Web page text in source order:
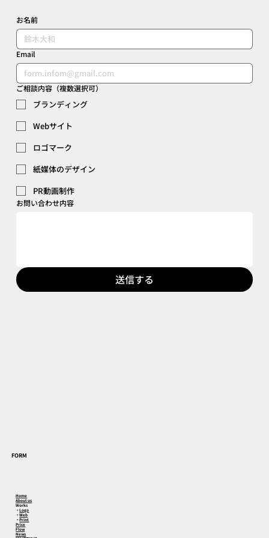
奥三河蒸留所×Kinoco 森かおるラボ イオ
ンモール豊川店 ファサードデザイン
お名前
Email
ご相談内容（複数選択可）
ブランディング
Webサイト
ロゴマーク
紙媒体のデザイン
PR動画制作
お問い合わせ内容
送信する
FORM
Home
About us
Works
・Logo
・Web
・Print
Price
Flow
News